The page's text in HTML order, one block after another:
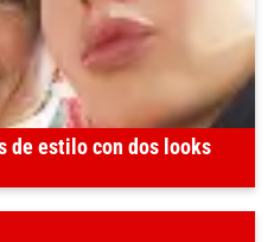
de estilo con dos looks